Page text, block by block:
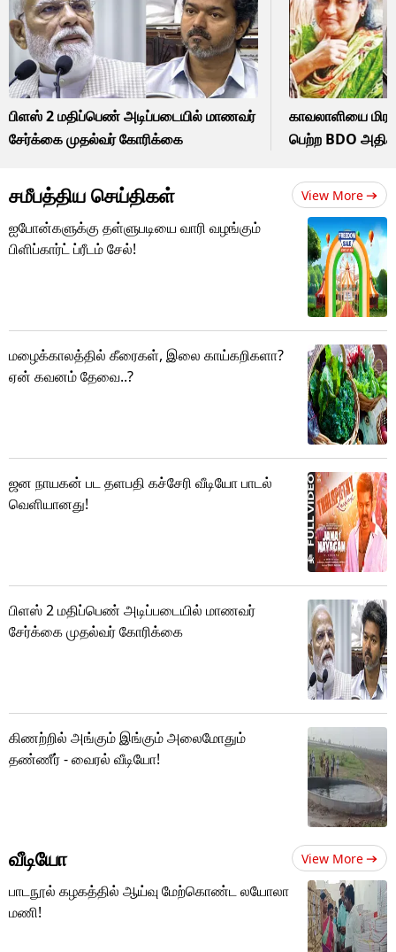
பிளஸ் 2 மதிப்பெண் அடிப்படையில் மாணவர்
சேர்க்கை முதல்வர் கோரிக்கை
காவலாளியை
பெற்ற BDO
சமீபத்திய செய்திகள் View More
ஐபோன்களுக்கு தள்ளுபடியை வாரி வழங்கும்
பிளிப்கார்ட் ப்ரீடம் சேல்!
மழைக்காலத்தில் கீரைகள், இலை காய்கறிகளா?
ஏன் கவனம் தேவை..?
ஜன நாயகன் பட தளபதி கச்சேரி வீடியோ பாடல்
வெளியானது!
பிளஸ் 2 மதிப்பெண் அடிப்படையில் மாணவர்
சேர்க்கை முதல்வர் கோரிக்கை
கிணற்றில் அங்கும் இங்கும் அலைமோதும்
தண்ணீர் - வைரல் வீடியோ!
வீடியோ View More
பாடநூல் கழகத்தில் ஆய்வு மேற்கொண்ட லயோலா
மணி!